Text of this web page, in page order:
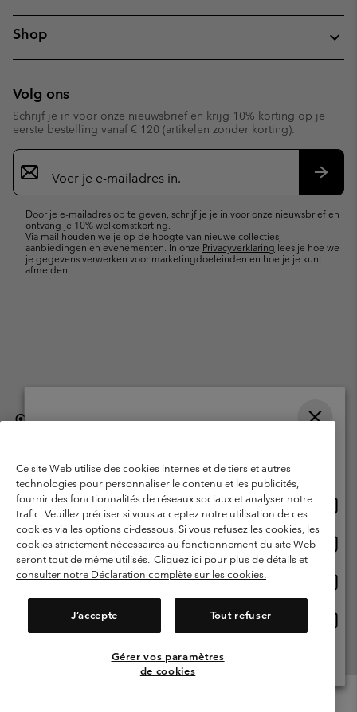
Shop
Volg ons
Schrijf je in voor onze nieuwsbrief en krijg 10% korting op je
eerste bestelling vanaf € 120 (artikelen zonder korting).
Aanmelden
voor
e-
Door je e-mailadres op te geven, schrijf je je in voor onze nieuwsbrief en
ontvang je 10% welkomstkorting.
Via mail houden we je op de hoogte van nieuwe collecties,
aanbiedingen en evenementen. In onze Privacyverklaring lees je hoe we
je gegevens verwerken voor marketingdoeleinden en hoe je je kunt
afmelden.
België (Nederlands) | English ›| français ›
Gebruiksvoorwaarden
Verkoopvoorwaarden
Garantie
Privacybeleid
Gebruiksvoorwaarden voor lidmaatschap
Voorwaarden voor door gebruikers gegenereerde inhoud
Impressum
Cookies
Ce site Web utilise des cookies internes et de tiers et autres
technologies pour personnaliser le contenu et les publicités,
fournir des fonctionnalités de réseaux sociaux et analyser notre
trafic. Veuillez préciser si vous acceptez notre utilisation de ces
cookies via les options ci-dessous. Si vous refusez les cookies, les
cookies strictement nécessaires au fonctionnement du site Web
seront tout de même utilisés. Cliquez ici pour plus de détails et
consulter notre Déclaration complète sur les cookies.
J’accepte Tout refuser
Gérer vos paramètres
de cookies
Online shoppen beschikbaar
United States
Belgium-English
Belgium-Français
Belgium-Dutch
Alle Locaties Bekijken